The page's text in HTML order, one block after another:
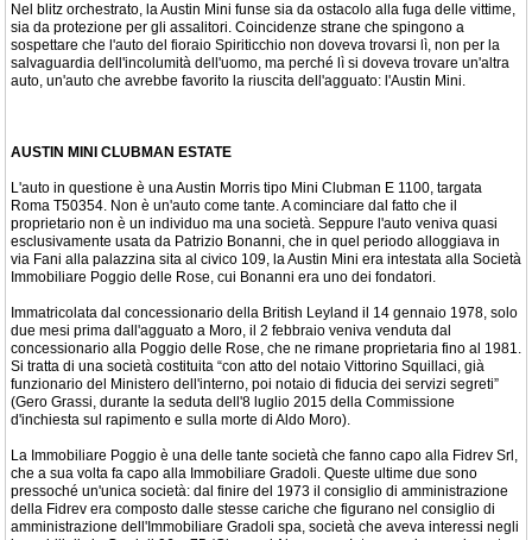
Nel blitz orchestrato, la Austin Mini funse sia da ostacolo alla fuga delle vittime,
sia da protezione per gli assalitori. Coincidenze strane che spingono a
sospettare che l'auto del fioraio Spiriticchio non doveva trovarsi lì, non per la
salvaguardia dell'incolumità dell'uomo, ma perché lì si doveva trovare un'altra
auto, un'auto che avrebbe favorito la riuscita dell'agguato: l'Austin Mini.
AUSTIN MINI CLUBMAN ESTATE
L'auto in questione è una Austin Morris tipo Mini Clubman E 1100, targata
Roma T50354. Non è un'auto come tante. A cominciare dal fatto che il
proprietario non è un individuo ma una società. Seppure l'auto veniva quasi
esclusivamente usata da Patrizio Bonanni, che in quel periodo alloggiava in
via Fani alla palazzina sita al civico 109, la Austin Mini era intestata alla Società
Immobiliare Poggio delle Rose, cui Bonanni era uno dei fondatori.
Immatricolata dal concessionario della British Leyland il 14 gennaio 1978, solo
due mesi prima dall'agguato a Moro, il 2 febbraio veniva venduta dal
concessionario alla Poggio delle Rose, che ne rimane proprietaria fino al 1981.
Si tratta di una società costituita “con atto del notaio Vittorino Squillaci, già
funzionario del Ministero dell'interno, poi notaio di fiducia dei servizi segreti”
(Gero Grassi, durante la seduta dell'8 luglio 2015 della Commissione
d'inchiesta sul rapimento e sulla morte di Aldo Moro).
La Immobiliare Poggio è una delle tante società che fanno capo alla Fidrev Srl,
che a sua volta fa capo alla Immobiliare Gradoli. Queste ultime due sono
pressoché un'unica società: dal finire del 1973 il consiglio di amministrazione
della Fidrev era composto dalle stesse cariche che figurano nel consiglio di
amministrazione dell'Immobiliare Gradoli spa, società che aveva interessi negli